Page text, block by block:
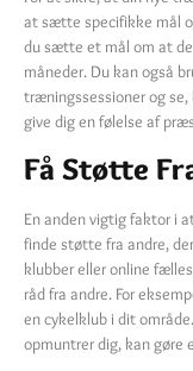
at sætte specifikke mål
du sætte et mål om at
måneder. Du kan også
træningssessioner og
give dig en følelse af
Få Støtte
En anden vigtig faktor i
finde støtte fra andre,
klubber eller online
råd fra andre. For
en cykelklub i dit
opmuntrer dig, kan gøre